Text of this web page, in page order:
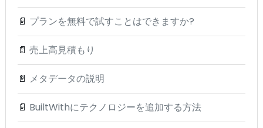
📄 プランを無料で試すことはできますか?
📄 売上高見積もり
📄 メタデータの説明
📄 BuiltWithにテクノロジーを追加する方法